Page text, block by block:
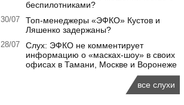
беспилотниками?
30/07
Топ-менеджеры «ЭФКО» Кустов и
Ляшенко задержаны?
28/07
Слух: ЭФКО не комментирует
информацию о «масках-шоу» в своих
офисах в Тамани, Москве и Воронеже
все слухи